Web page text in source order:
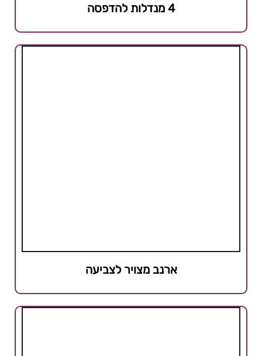
4 מנדלות להדפסה
ארנב מצויר לצביעה